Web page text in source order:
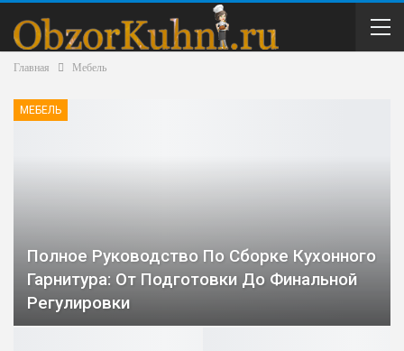
Главная Мебель
МЕБЕЛЬ
Полное Руководство По Сборке Кухонного
Гарнитура: От Подготовки До Финальной
Регулировки